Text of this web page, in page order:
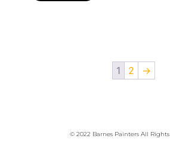
1 2 →
© 2022 Barnes Painters All Rights